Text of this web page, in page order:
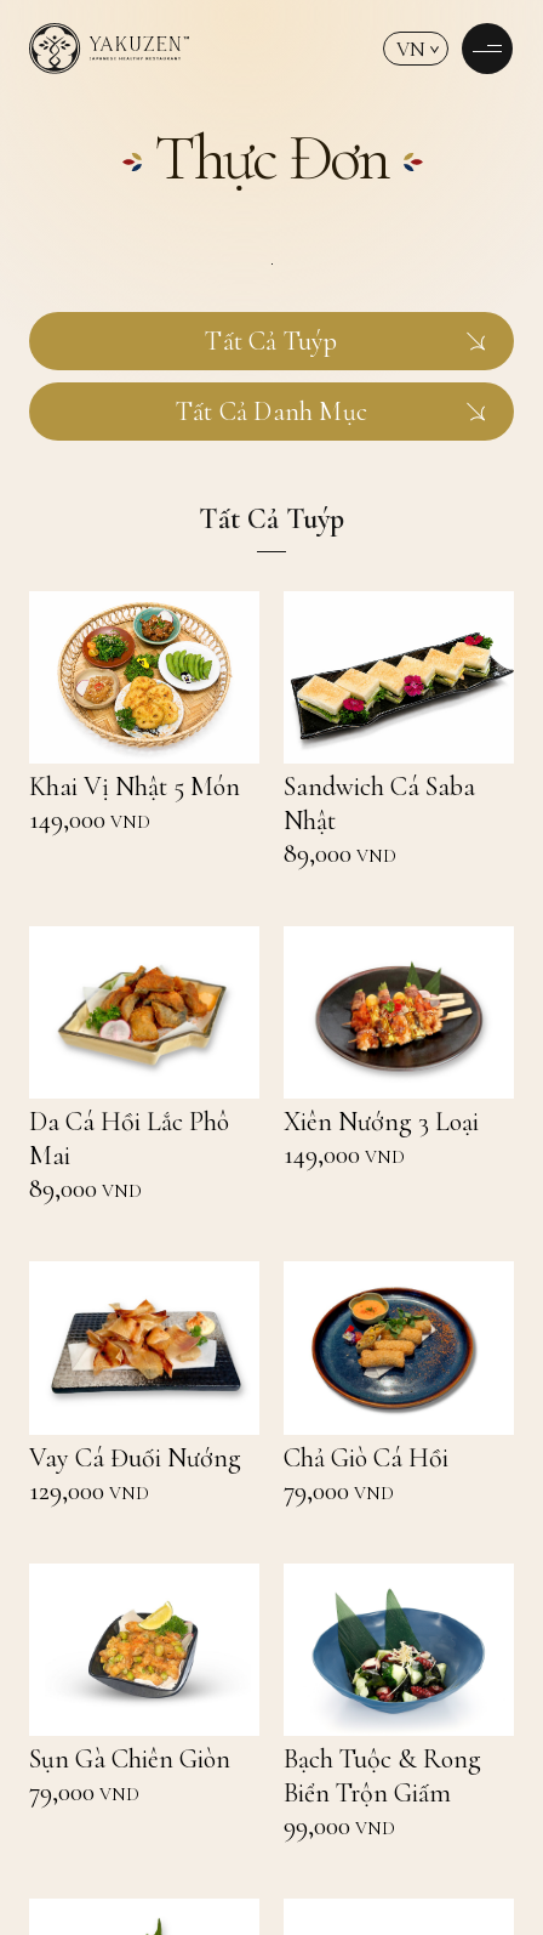
VN
Thực Đơn
Tất Cả Tuýp
Tất Cả Danh Mục
Tất Cả Tuýp
Khai Vị Nhật 5 Món
149,000 VND
Sandwich Cá Saba
Nhật
89,000 VND
Da Cá Hồi Lắc Phô
Mai
89,000 VND
Xiên Nướng 3 Loại
149,000 VND
Vay Cá Đuối Nướng
129,000 VND
Chả Giò Cá Hồi
79,000 VND
Sụn Gà Chiên Giòn
79,000 VND
Bạch Tuộc & Rong
Biển Trộn Giấm
99,000 VND